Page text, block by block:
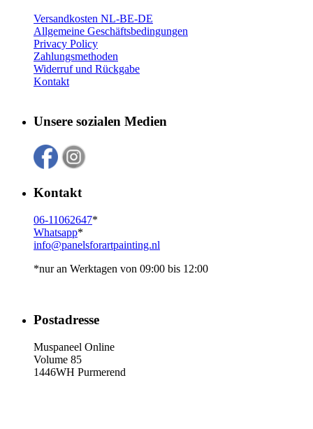
Versandkosten NL-BE-DE
Allgemeine Geschäftsbedingungen
Privacy Policy
Zahlungsmethoden
Widerruf und Rückgabe
Kontakt
Unsere sozialen Medien
Kontakt
06-11062647*
Whatsapp*
info@panelsforartpainting.nl
*nur an Werktagen von 09:00 bis 12:00
Postadresse
Muspaneel Online
Volume 85
1446WH Purmerend